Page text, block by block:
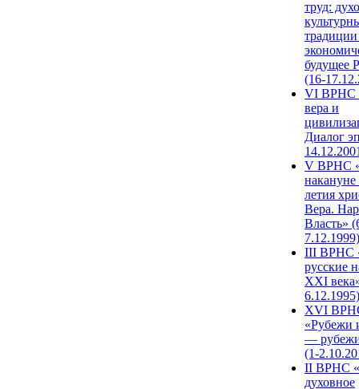
труд:
будущее
(16-
VI ВРНС
вера и
Диалог
V ВРНС
накануне
летия
Вера.
Власть»
7.12.1999)
III ВРНС
русские
XXI
6.12.1995)
XVI
«Рубежи
—
(1-
II ВРНС
духовное